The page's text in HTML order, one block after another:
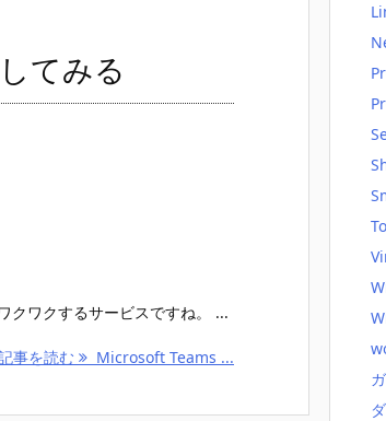
てみる
ワクするサービスですね。 ...
事を読む Microsoft Teams ...